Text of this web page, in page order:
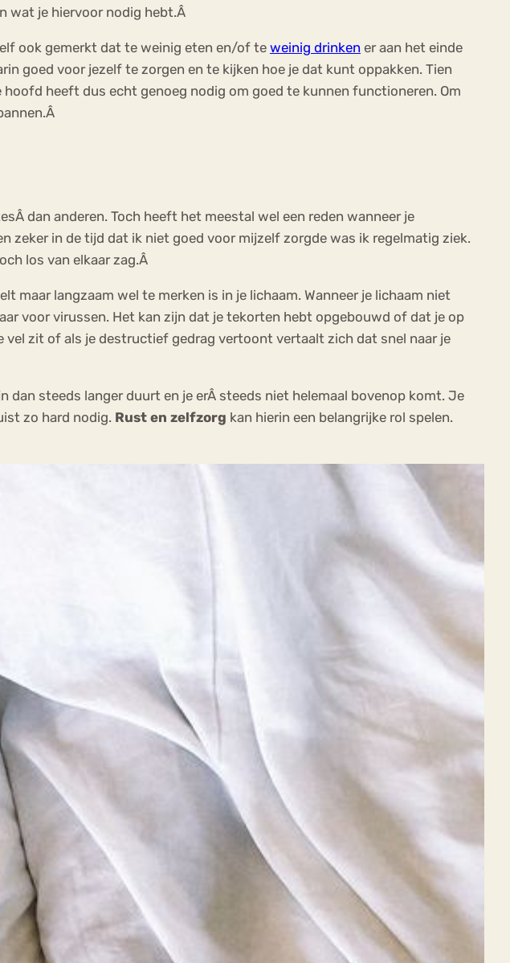
wat je hiervoor nodig hebt.Â
ook gemerkt dat te weinig eten en/of teweinig drinken er aan het einde
goed voor jezelf te zorgen en te kijken hoe je dat kunt oppakken. Tien
hoofd heeft dus echt genoeg nodig om goed te kunnen functioneren. Om
dan anderen. Toch heeft het meestal wel een reden wanneer je
zeker in de tijd dat ik niet goed voor mijzelf zorgde was ik regelmatig ziek.
los van elkaar zag.Â
maar langzaam wel te merken is in je lichaam. Wanneer je lichaam niet
voor virussen. Het kan zijn dat je tekorten hebt opgebouwd of dat je op
vel zit of als je destructief gedrag vertoont vertaalt zich dat snel naar je
dan steeds langer duurt en je erÂ steeds niet helemaal bovenop komt. Je
zo hard nodig. Rust en zelfzorg kan hierin een belangrijke rol spelen.